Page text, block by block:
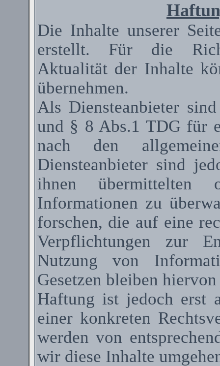
Die Inhalte unserer
erstellt. Für die
Aktualität der Inhalte
übernehmen.
Als Diensteanbieter
und § 8 Abs.1 TDG für
nach den
Diensteanbietersind
ihnen übermittelten
Informationen zu
forschen, die auf eine
Verpflichtungen zur
Nutzung von
Gesetzen bleiben
Haftung ist jedoch erst
einer konkreten
werden von
wir diese Inhalte